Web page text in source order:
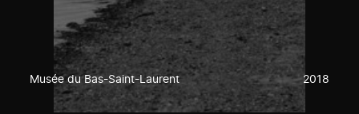
Musée du Bas-Saint-Laurent 2018